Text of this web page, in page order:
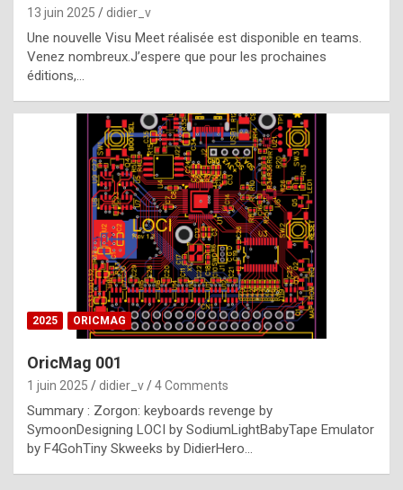
t
t
e
b
e
s
t
p
h
o
n
y
l
e
x
13 juin 2025 didier_v
Une nouvelle Visu Meet réalisée est disponible en teams.
Venez nombreux.J’espere que pour les prochaines
éditions,…
2025 ORICMAG
OricMag 001
1 juin 2025 didier_v 4 Comments
Summary : Zorgon: keyboards revenge by
SymoonDesigning LOCI by SodiumLightBabyTape Emulator
by F4GohTiny Skweeks by DidierHero…